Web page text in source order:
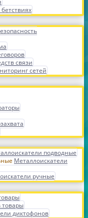
связи
сетей
подводные
Металлоискатели
ручные
диктофонов